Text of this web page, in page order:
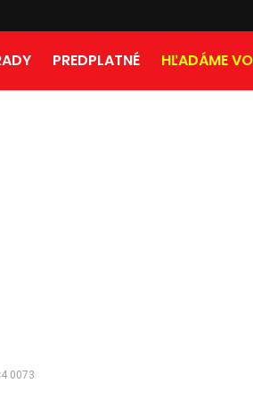
PREDPLATNÉ HĽADÁME
0073